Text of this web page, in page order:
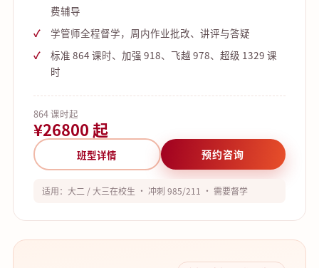
费辅导
学管师全程督学，周内作业批改、讲评与答疑
标准 864 课时、加强 918、飞越 978、超级 1329 课
时
864 课时起
¥26800 起
班型详情 预约咨询
适用：大二 / 大三在校生 · 冲刺 985/211 · 需要督学